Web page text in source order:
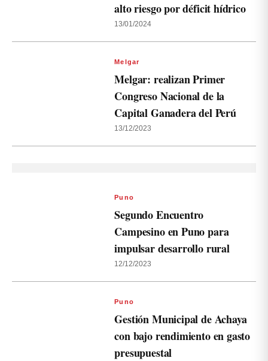
alto riesgo por déficit hídrico
13/01/2024
Melgar
Melgar: realizan Primer
Congreso Nacional de la
Capital Ganadera del Perú
13/12/2023
Puno
Segundo Encuentro
Campesino en Puno para
impulsar desarrollo rural
12/12/2023
Puno
Gestión Municipal de Achaya
con bajo rendimiento en gasto
presupuestal